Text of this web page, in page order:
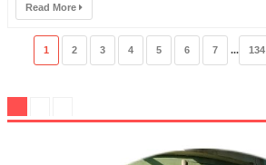
Read More
1 2 3 4 5 6 7 ... 134